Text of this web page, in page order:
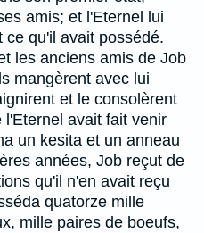
amis; et l'Eternel lui
qu'il avait possédé.
les anciens amis de Job
mangèrent avec lui
et le consolèrent
avait fait venir
un kesita et un anneau
années, Job reçut de
qu'il n'en avait reçu
quatorze mille
mille paires de boeufs,